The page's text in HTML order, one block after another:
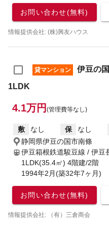
お問い合わせ(無料)
情報提供会社: (株)興友ハウス
貸マンション
伊豆の
1LDK
4.1万円 (管理費等なし)
敷 なし 保 なし
静岡県伊豆の国市南條
伊豆箱根鉄道駿豆線 / 伊豆
1LDK(35.4㎡) 4階建/2階
1994年2月(築32年7ヶ月)
お問い合わせ(無料)
情報提供会社: （有）三倉商会